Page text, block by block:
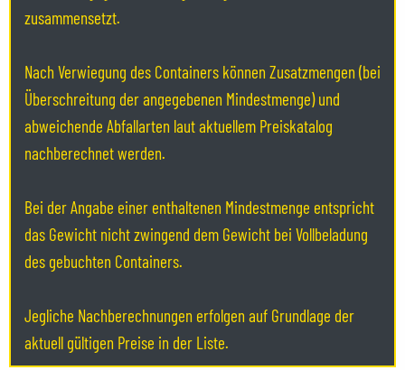
zusammensetzt.
Nach Verwiegung des Containers können Zusatzmengen (bei
Überschreitung der angegebenen Mindestmenge) und
abweichende Abfallarten laut aktuellem Preiskatalog
nachberechnet werden.
Bei der Angabe einer enthaltenen Mindestmenge entspricht
das Gewicht nicht zwingend dem Gewicht bei Vollbeladung
des gebuchten Containers.
Jegliche Nachberechnungen erfolgen auf Grundlage der
aktuell gültigen Preise in der Liste.